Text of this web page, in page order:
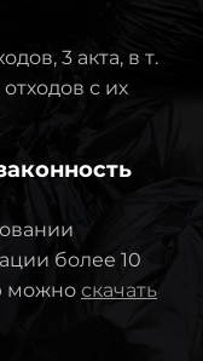
3 акта, в т.
с их
более 10
можно скачать